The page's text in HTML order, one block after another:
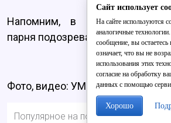
Напомним, в Слободском
парня подозревают в
Фото, видео: УМВД России по
Популярное на портале
Сайт использует
На сайте используются
аналогичные
сообщение, вы остаетесь
означает, что вы не
использования этих
согласие на обработку
данных с помощью
Хорошо